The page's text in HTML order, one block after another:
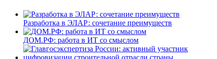
Разработка в ЭЛАР: сочетание преимуществ
ДОМ.РФ: работа в ИТ со смыслом